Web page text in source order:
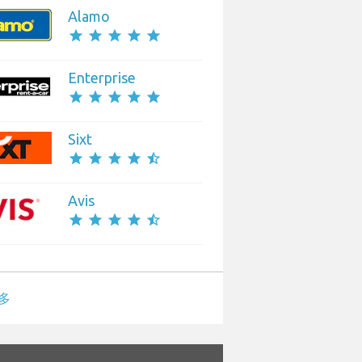
Alamo
star star star star star
Enterprise
star star star star star
Sixt
star star star star star_half
Avis
star star star star star_half